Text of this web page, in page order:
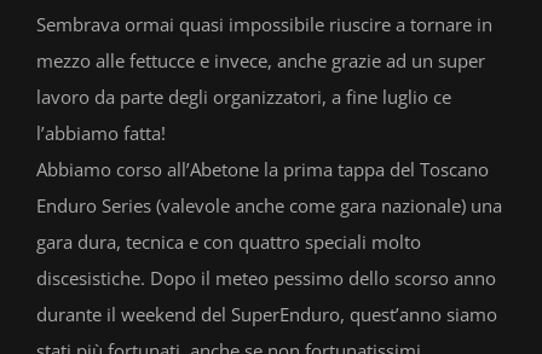
Sembrava ormai quasi impossibile riuscire a tornare in
mezzo alle fettucce e invece, anche grazie ad un super
lavoro da parte degli organizzatori, a fine luglio ce
l’abbiamo fatta!
Abbiamo corso all’Abetone la prima tappa del Toscano
Enduro Series (valevole anche come gara nazionale) una
gara dura, tecnica e con quattro speciali molto
discesistiche. Dopo il meteo pessimo dello scorso anno
durante il weekend del SuperEnduro, quest’anno siamo